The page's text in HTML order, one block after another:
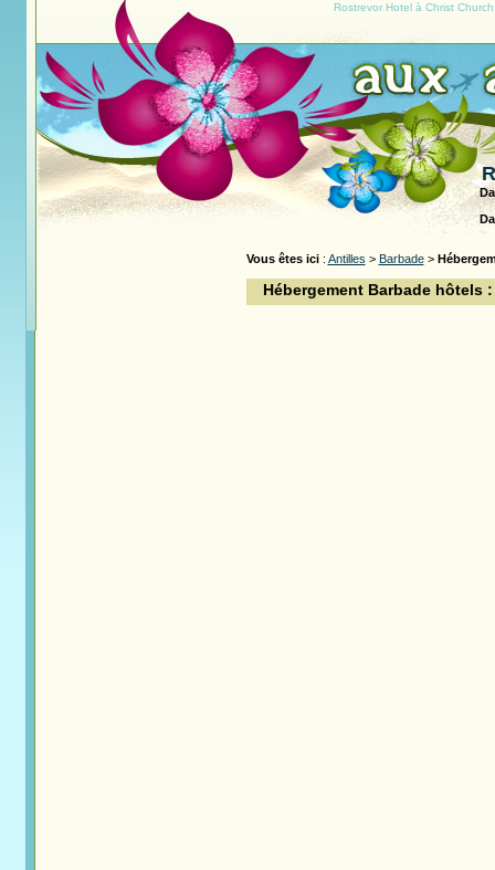
Rostrevor Hotel à Christ
Vous êtes ici: Antilles > Barbade>
Hébergement Barbade hôtels